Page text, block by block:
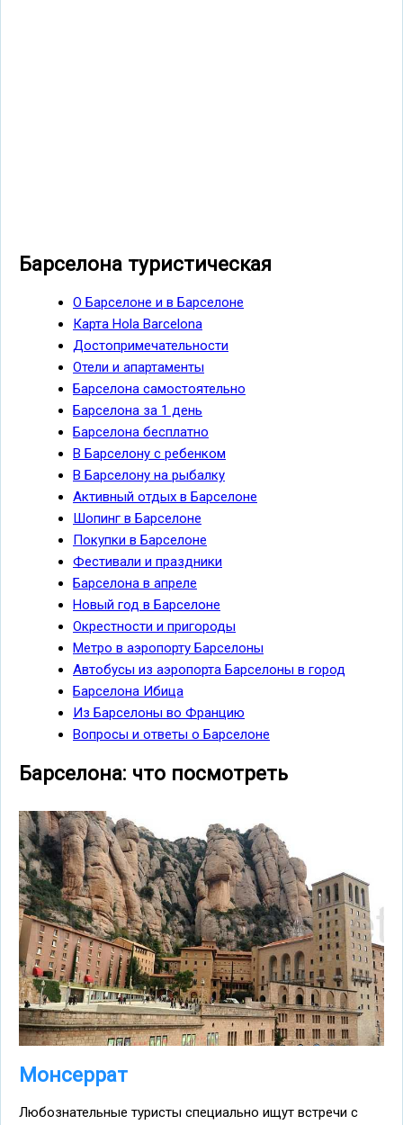
Барселона туристическая
О Барселоне и в Барселоне
Карта Hola Barcelona
Достопримечательности
Отели и апартаменты
Барселона самостоятельно
Барселона за 1 день
Барселона бесплатно
В Барселону с ребенком
В Барселону на рыбалку
Активный отдых в Барселоне
Шопинг в Барселоне
Покупки в Барселоне
Фестивали и праздники
Барселона в апреле
Новый год в Барселоне
Окрестности и пригороды
Метро в аэропорту Барселоны
Автобусы из аэропорта Барселоны в город
Барселона Ибица
Из Барселоны во Францию
Вопросы и ответы о Барселоне
Барселона: что посмотреть
Монсеррат
Любознательные туристы специально ищут встречи с